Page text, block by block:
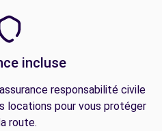
incluse
responsabilité civile
locations pour vous protéger
route.